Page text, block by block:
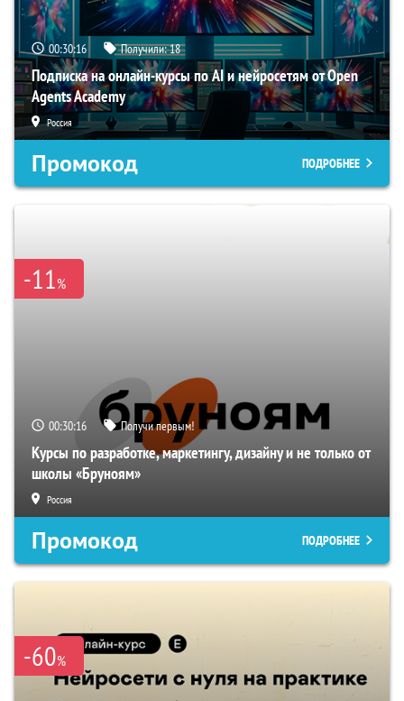
00:30:15 Получили:18
Подписка на онлайн-курсы по AI и нейросетям от Open
Agents Academy
Россия
Промокод ПОДРОБНЕЕ
-11%
00:30:15 Получи первым!
Курсы по разработке, маркетингу, дизайну и не только от
школы «Бруноям»
Россия
Промокод ПОДРОБНЕЕ
-60%